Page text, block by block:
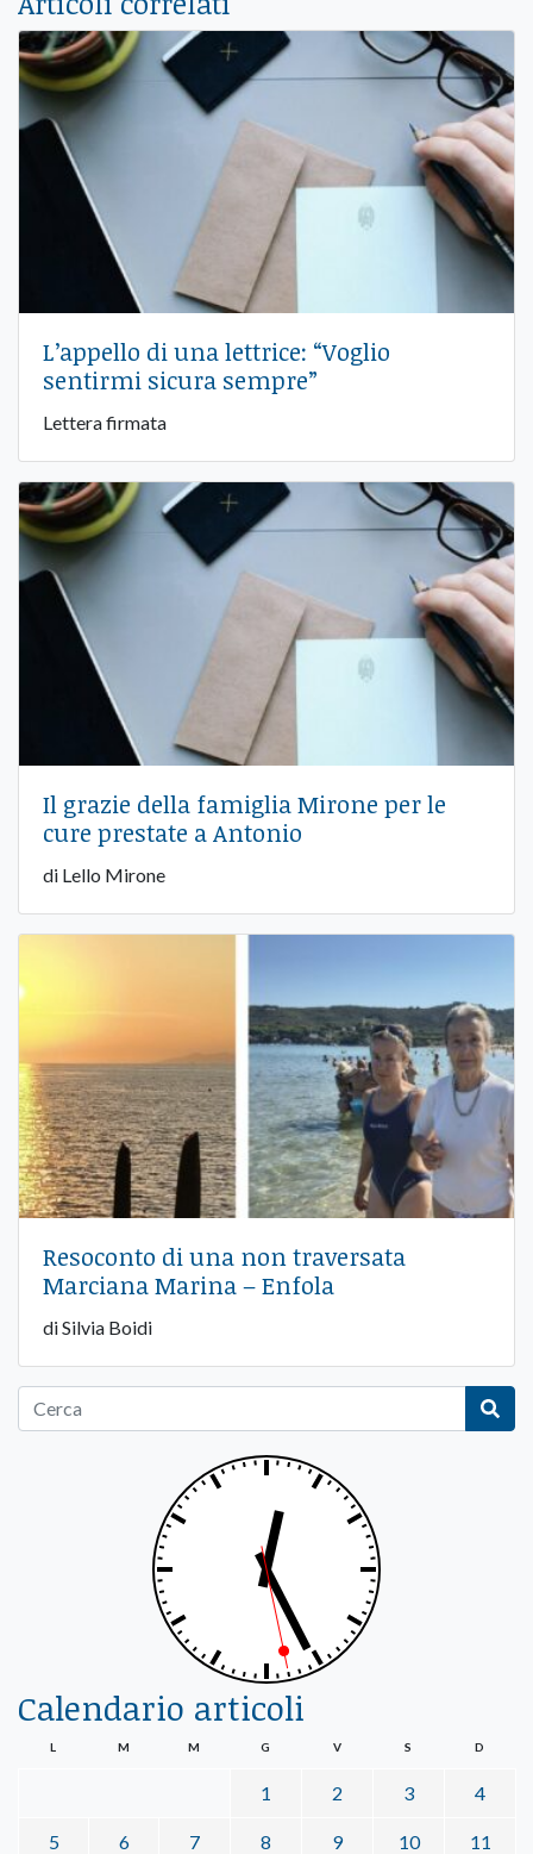
L’appello di una lettrice: “Voglio
sentirmi sicura sempre”
Lettera firmata
Il grazie della famiglia Mirone per le
cure prestate a Antonio
di Lello Mirone
Resoconto di una non traversata
Marciana Marina – Enfola
di Silvia Boidi
Calendario articoli
L M M G V S D
1 2 3 4
5 6 7 8 9 10 11